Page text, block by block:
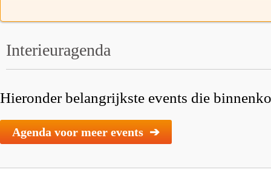
Interieuragenda
Hieronder belangrijkste events die
Agenda voor meer events ➔